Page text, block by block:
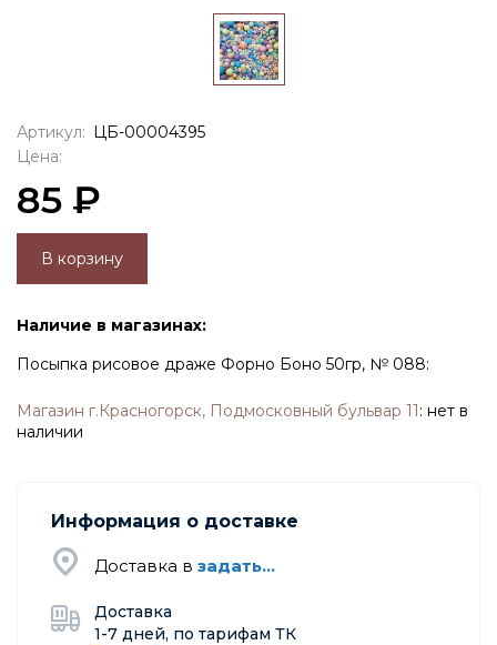
Артикул: ЦБ-00004395
Цена:
85 ₽
В корзину
Наличие в магазинах:
Посыпка рисовое драже Форно Боно 50гр, № 088:
Магазин г.Красногорск, Подмосковный бульвар 11: нет в
наличии
Информация о доставке
Доставка в задать...
Доставка
1-7 дней, по тарифам ТК